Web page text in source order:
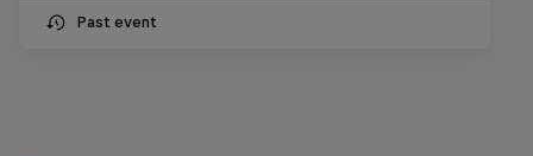
Past event